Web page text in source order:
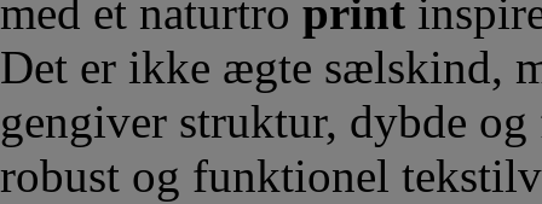
med et naturtro print
Det er ikke ægte sælskind,
gengiver struktur, dybde
robust og funktionel